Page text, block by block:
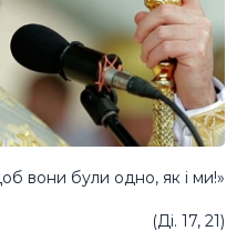
вони були одно, як і ми!»
(Ді. 17, 21)